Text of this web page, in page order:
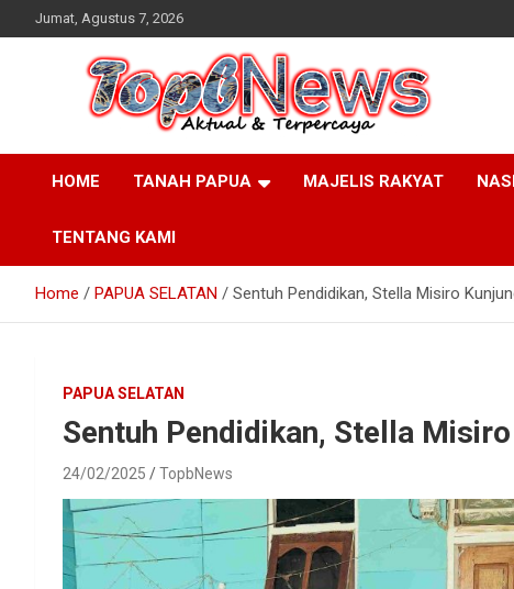
to
Jumat, Agustus 7, 2026
HOME TANAH PAPUA MAJELIS RAKYAT
TENTANG KAMI
Home PAPUA SELATAN Sentuh Pendidikan, Stella Misiro
PAPUA SELATAN
Sentuh Pendidikan, Stella
24/02/2025 TopbNews